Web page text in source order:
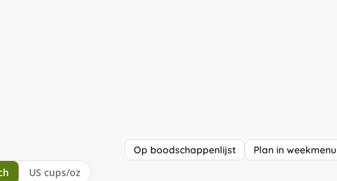
Op boodschappenlijst Plan in weekmenu
US cups/oz